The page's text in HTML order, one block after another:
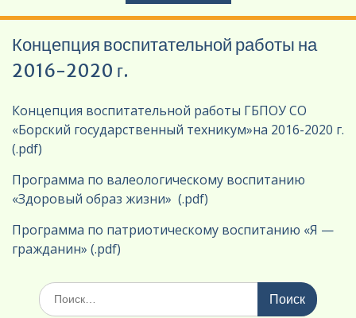
Концепция воспитательной работы на
2016-2020 г.
Концепция воспитательной работы ГБПОУ СО
«Борский государственный техникум»на 2016-2020 г.
(.pdf)
Программа по валеологическому воспитанию
«Здоровый образ жизни» (.pdf)
Программа по патриотическому воспитанию «Я —
гражданин» (.pdf)
Поиск
по: